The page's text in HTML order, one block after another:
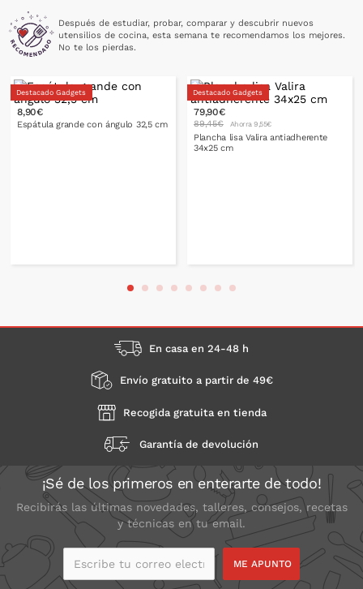
Después de estudiar, probar, comparar y descubrir nuevos
utensilios de cocina, esta semana te recomendamos los mejores.
No te los pierdas.
Destacado Gadgets
8,90€
Espátula grande con ángulo 32,5 cm
Destacado Gadgets
79,90€
89,45€ Ahorra 9,55€
Plancha lisa Valira antiadherente
34x25 cm
En casa en 24-48 h
Envío gratuito a partir de 49€
Recogida gratuita en tienda
Garantía de devolución
¡Sé de los primeros en enterarte de todo!
Recibirás las últimas novedades, talleres, consejos, recetas
y técnicas en tu email.
Escribe tu correo